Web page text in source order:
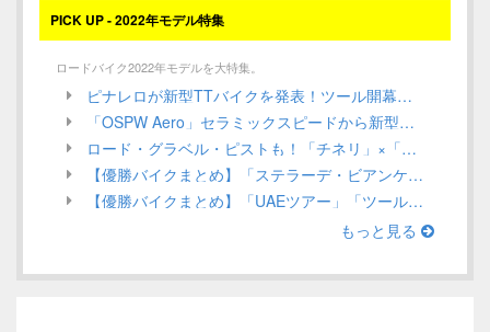
PICK UP - 2022年モデル特集
ロードバイク2022年モデルを大特集。
ピナレロが新型TTバイクを発表！ツール開幕戦でガンナがステージ優勝を狙う！／ INEOS Grenadiers【Tour de France 2022】
「OSPW Aero」セラミックスピードから新型エアロプーリーシステムが発売！UCI規定による認定は？／CeramicSpeed
ロード・グラベル・ピストも！「チネリ」×「インテル」ミラノを代表する2つのアイコンがコラボアイテムを発表／Cinelli 2022年モデル ロードバイク
【優勝バイクまとめ】「ステラーデ・ビアンケ」ほか、3月第1週目／ロードレース 2022
【優勝バイクまとめ】「UAEツアー」「ツール・ド・ルワンダ」ほか、2月第4週目（Stage Race編）／ロードレース 2022
もっと見る